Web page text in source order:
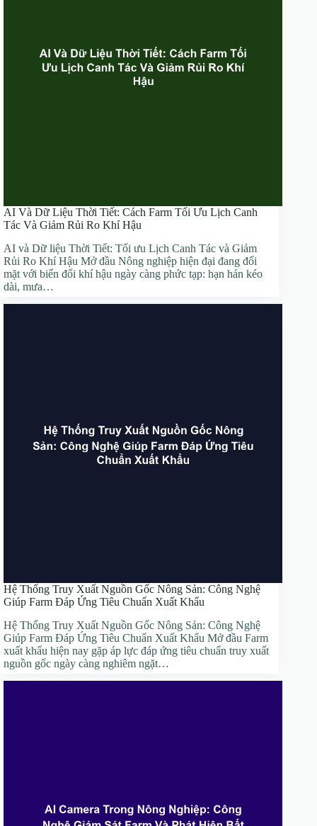
AI Và Dữ Liệu Thời Tiết: Cách Farm Tối Ưu Lịch Canh
Tác Và Giảm Rủi Ro Khí Hậu
AI và Dữ liệu Thời Tiết: Tối ưu Lịch Canh Tác và Giảm
Rủi Ro Khí Hậu Mở đầu Nông nghiệp hiện đại đang đối
mặt với biến đổi khí hậu ngày càng phức tạp: hạn hán kéo
dài, mưa…
Hệ Thống Truy Xuất Nguồn Gốc Nông Sản: Công Nghệ
Giúp Farm Đáp Ứng Tiêu Chuẩn Xuất Khẩu
Hệ Thống Truy Xuất Nguồn Gốc Nông Sản: Công Nghệ
Giúp Farm Đáp Ứng Tiêu Chuẩn Xuất Khẩu Mở đầu Farm
xuất khẩu hiện nay gặp áp lực đáp ứng tiêu chuẩn truy xuất
nguồn gốc ngày càng nghiêm ngặt…